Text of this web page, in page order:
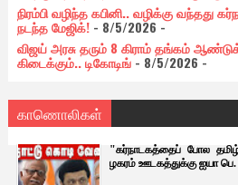
நிரம்பி வழிந்த கபினி.. வழிக்கு வந்தது
நடந்த மேஜிக்!- 8/5/2026 -
விஜய் அரசு தரும் 8 கிராம் தங்கம்
கிடைக்கும்.. டிகோடிங்- 8/5/2026 -
காணொலிகள்
"கர்நாடகத்தைப் போல
ழகரம் ஊடகத்துக்கு ஐயா